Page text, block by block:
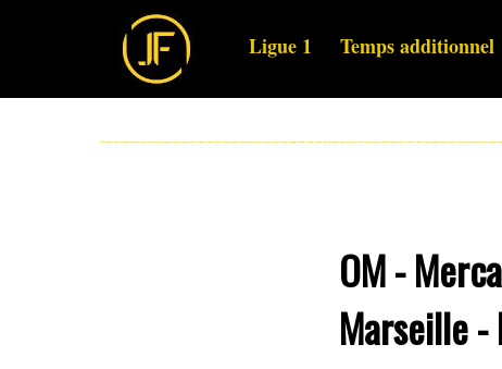
Ligue 1 Temps additionnel
OM -
Marseille -